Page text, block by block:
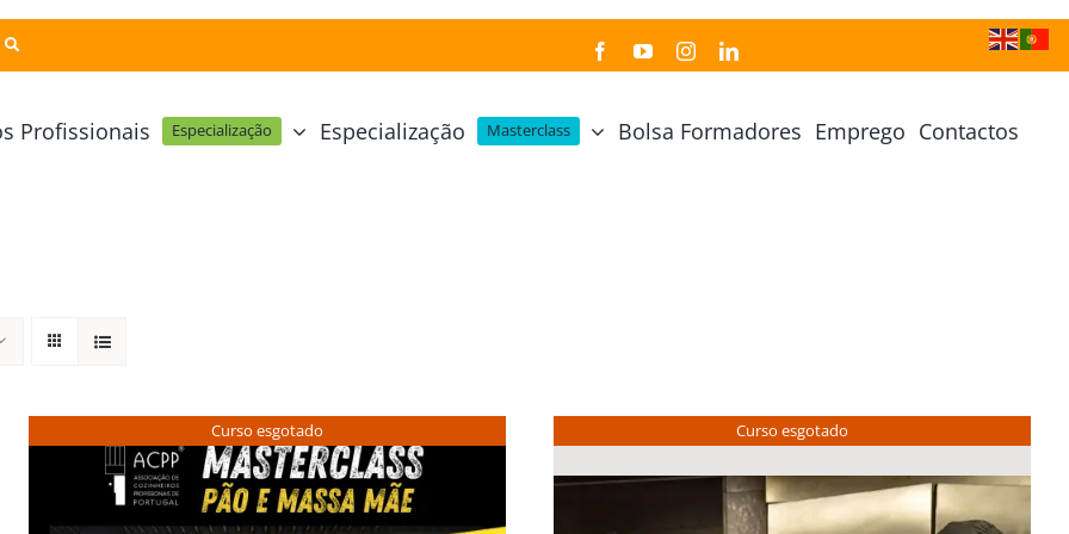
Profissionais Especialização
Pastelaria Tradicional Portuguesa
Profissional Pastelaria e Padaria
Curso Washoku – Ichiju Sansai
Especialização Masterclass
Online
Mesa e Bar
Curso Intensivo de Mesa e Bar
Curso Prático de Sushi
Curso Prático Ramen
Bolsa Formadores Emprego Contactos
Curso esgotado Curso esgotado